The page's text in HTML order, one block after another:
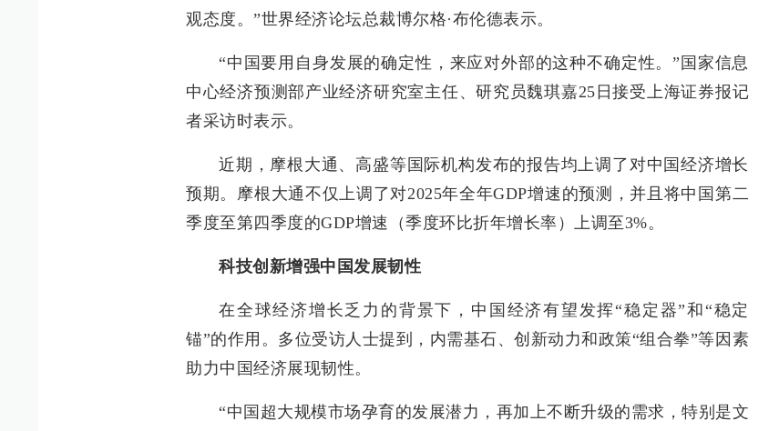
观态度。”世界经济论坛总裁博尔格·布伦德表示。
“中国要用自身发展的确定性，来应对外部的这种不确定性。”国家信息
中心经济预测部产业经济研究室主任、研究员魏琪嘉25日接受上海证券报记
者采访时表示。
近期，摩根大通、高盛等国际机构发布的报告均上调了对中国经济增长
预期。摩根大通不仅上调了对2025年全年GDP增速的预测，并且将中国第二
季度至第四季度的GDP增速（季度环比折年增长率）上调至3%。
科技创新增强中国发展韧性
在全球经济增长乏力的背景下，中国经济有望发挥“稳定器”和“稳定
锚”的作用。多位受访人士提到，内需基石、创新动力和政策“组合拳”等因素
助力中国经济展现韧性。
“中国超大规模市场孕育的发展潜力，再加上不断升级的需求，特别是文